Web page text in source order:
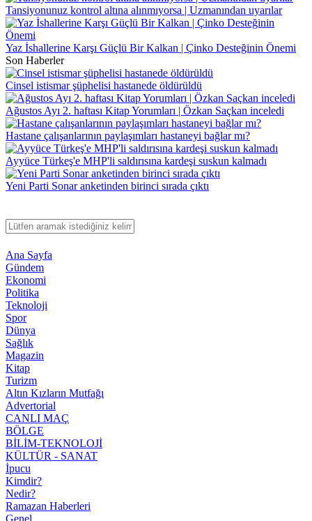
Tansiyonunuz kontrol altına alınmıyorsa | Uzmanından uyarılar
Yaz İshallerine Karşı Güçlü Bir Kalkan | Çinko Desteğinin Önemi
Son Haberler
Cinsel istismar şüphelisi hastanede öldürüldü
Ağustos Ayı 2. haftası Kitap Yorumları | Özkan Saçkan inceledi
Hastane çalışanlarının paylaşımları hastaneyi bağlar mı?
Ayyüce Türkeş'e MHP'li saldırısına kardeşi suskun kalmadı
Yeni Parti Sonar anketinden birinci sırada çıktı
Ana Sayfa
Gündem
Ekonomi
Politika
Teknoloji
Spor
Dünya
Sağlık
Magazin
Kitap
Turizm
Altın Kızların Mutfağı
Advertorial
CANLI MAÇ
BÖLGE
BİLİM-TEKNOLOJİ
KÜLTÜR - SANAT
İpucu
Kimdir?
Nedir?
Ramazan Haberleri
Genel